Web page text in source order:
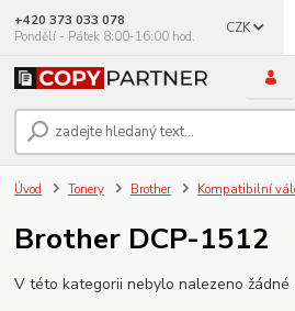
CZK
+420 373 033 078
Pondělí - Pátek 8:00-16:00 hod.
Úvod Tonery Brother Kompatibilní
Brother DCP-1512
V této kategorii nebylo nalezeno žádné